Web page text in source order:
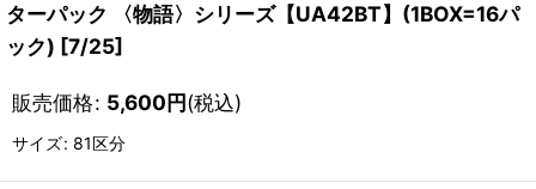
ターパック 〈物語〉シリーズ【UA42BT】(1BOX=16パ
ック) [7/25]
販売価格: 5,600円(税込)
サイズ: 81区分